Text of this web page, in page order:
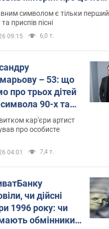
у школі
символом є тільки перший
приспів пісні
09:15 6,0 т.
– 53: що
про трьох дітей
90-х та
вони
кар'єри артист
про особисте
04:01 7,4 т.
чи дійсні
1996 року: чи
обмінники